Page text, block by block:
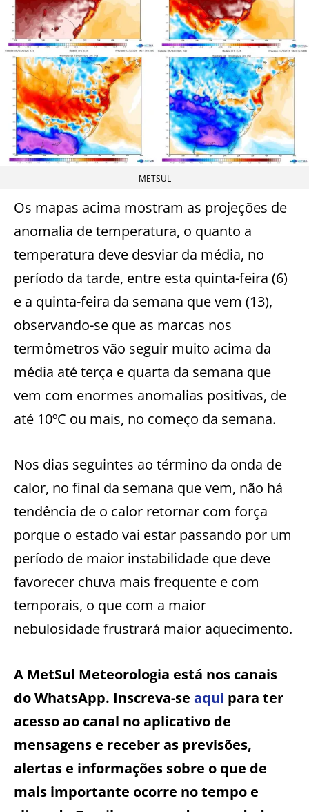
METSUL
Os mapas acima mostram as projeções de
anomalia de temperatura, o quanto a
temperatura deve desviar da média, no
período da tarde, entre esta quinta-feira (6)
e a quinta-feira da semana que vem (13),
observando-se que as marcas nos
termômetros vão seguir muito acima da
média até terça e quarta da semana que
vem com enormes anomalias positivas, de
até 10ºC ou mais, no começo da semana.
Nos dias seguintes ao término da onda de
calor, no final da semana que vem, não há
tendência de o calor retornar com força
porque o estado vai estar passando por um
período de maior instabilidade que deve
favorecer chuva mais frequente e com
temporais, o que com a maior
nebulosidade frustrará maior aquecimento.
A MetSul Meteorologia está nos canais
do WhatsApp. Inscreva-se aqui para ter
acesso ao canal no aplicativo de
mensagens e receber as previsões,
alertas e informações sobre o que de
mais importante ocorre no tempo e